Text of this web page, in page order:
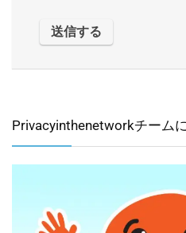
Privacyinthenetworkチーム